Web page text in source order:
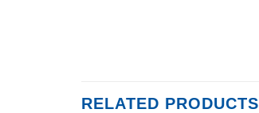
RELATED PRODUCTS